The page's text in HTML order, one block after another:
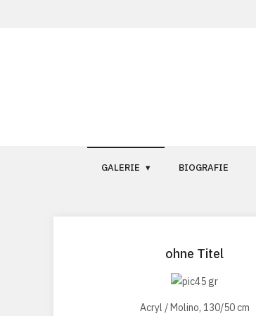
GALERIE BIOGRAFIE
ohne Titel
Acryl / Molino, 130/50 cm